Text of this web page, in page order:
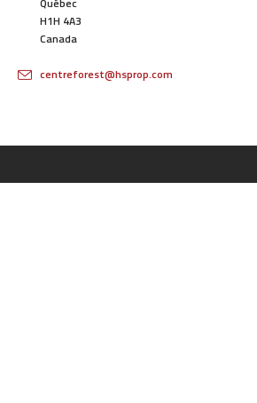
Québec
H1H 4A3
Canada
centreforest@hsprop.com